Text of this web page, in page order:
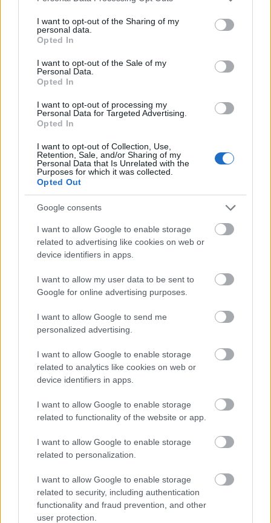
not limited to your visit or usage behaviour. You may click to
grant or deny consent to Google and its third-party tags to
use your data for below specified purposes in below Google
consent section.
I want to opt-out of the Sharing of my
personal data.
Opted In
I want to opt-out of the Sale of my
Personal Data.
Opted In
I want to opt-out of processing my
Personal Data for Targeted Advertising.
Opted In
I want to opt-out of Collection, Use,
Retention, Sale, and/or Sharing of my
Personal Data that Is Unrelated with the
Purposes for which it was collected.
Opted Out
Google consents
I want to allow Google to enable storage
related to advertising like cookies on web or
device identifiers in apps.
I want to allow my user data to be sent to
Google for online advertising purposes.
I want to allow Google to send me
personalized advertising.
I want to allow Google to enable storage
related to analytics like cookies on web or
device identifiers in apps.
I want to allow Google to enable storage
related to functionality of the website or app.
I want to allow Google to enable storage
related to personalization.
I want to allow Google to enable storage
related to security, including authentication
functionality and fraud prevention, and other
user protection.
A mai napon ismét egy kisautót hoztam nektek, ami
bár annyira nem régi de mégis érdekes darabnak
lehet nevezni. A játékot a kínai New-Ray Toys Co. Ltd.
gyártotta és egykoron egy egész sorozat készült az
aprócska lendkerekes Monster Truck autókból.Most
a sorozat egyik hozzám került darabját mutatom…
Kínai fa építőjáték
Ha kínai játékokról van szó, akkor szinte azonnal
bolygókerekes vagy lendkerekes járművek ugranak
be, amelyekkel gyerekként mindannyian
rájuk.A kínai játékgyártás persze ennél jóval több
volt és bár mi ezeket a…